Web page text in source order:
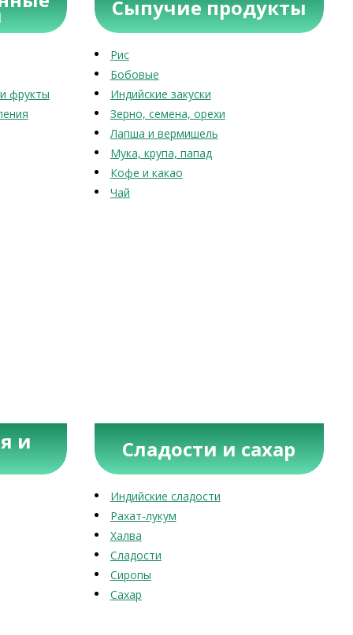
фрукты
Сыпучие продукты
Рис
Бобовые
Индийские закуски
Зерно, семена, орехи
Лапша и вермишель
Мука, крупа, папад
Кофе и какао
Чай
и Сладости и сахар
Индийские сладости
Рахат-лукум
Халва
Сладости
Сиропы
Сахар